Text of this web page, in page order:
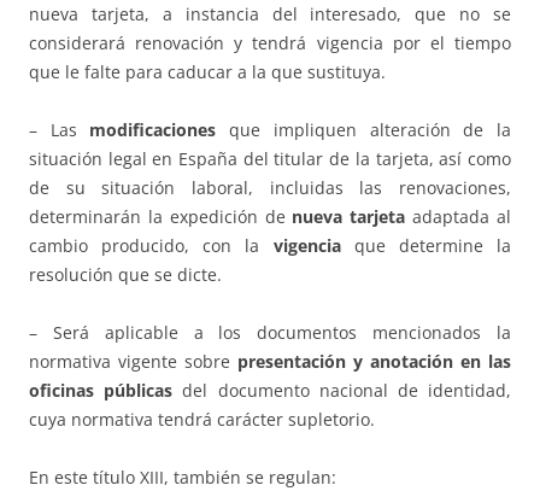
nueva tarjeta, a instancia del interesado, que no se
considerará renovación y tendrá vigencia por el tiempo
que le falte para caducar a la que sustituya.
– Las modificaciones que impliquen alteración de la
situación legal en España del titular de la tarjeta, así como
de su situación laboral, incluidas las renovaciones,
determinarán la expedición de nueva tarjeta adaptada al
cambio producido, con la vigenciaque determine la
resolución que se dicte.
– Será aplicable a los documentos mencionados la
normativa vigente sobre presentación y anotación en las
oficinas públicas del documento nacional de identidad,
cuya normativa tendrá carácter supletorio.
En este título XIII, también se regulan: